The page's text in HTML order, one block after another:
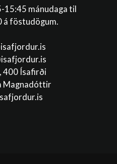
15:45 mánudaga til
á föstudögum.
400 Ísafirði
Magnadóttir